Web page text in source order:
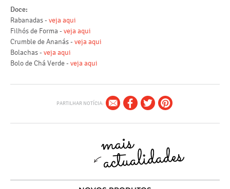
Doce:
Rabanadas - veja aqui
Filhós de Forma - veja aqui
Crumble de Ananás - veja aqui
Bolachas - veja aqui
Bolo de Chá Verde - veja aqui
PARTILHAR NOTÍCIA: